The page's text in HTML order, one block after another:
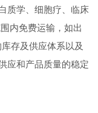
质学、细胞疗、临床
内免费运输，如出
存及供应体系以及
应和产品质量的稳定